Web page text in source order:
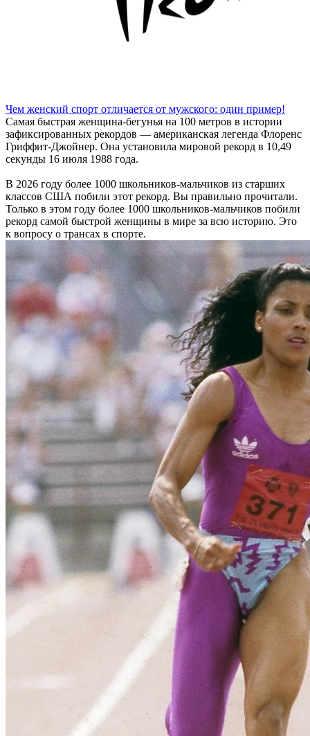
Чем женский спорт отличается от мужского: один пример!
Самая быстрая женщина-бегунья на 100 метров в истории
зафиксированных рекордов — американская легенда Флоренс
Гриффит-Джойнер. Она установила мировой рекорд в 10,49
секунды 16 июля 1988 года.
В 2026 году более 1000 школьников-мальчиков из старших
классов США побили этот рекорд. Вы правильно прочитали.
Только в этом году более 1000 школьников-мальчиков побили
рекорд самой быстрой женщины в мире за всю историю. Это
к вопросу о трансах в спорте.